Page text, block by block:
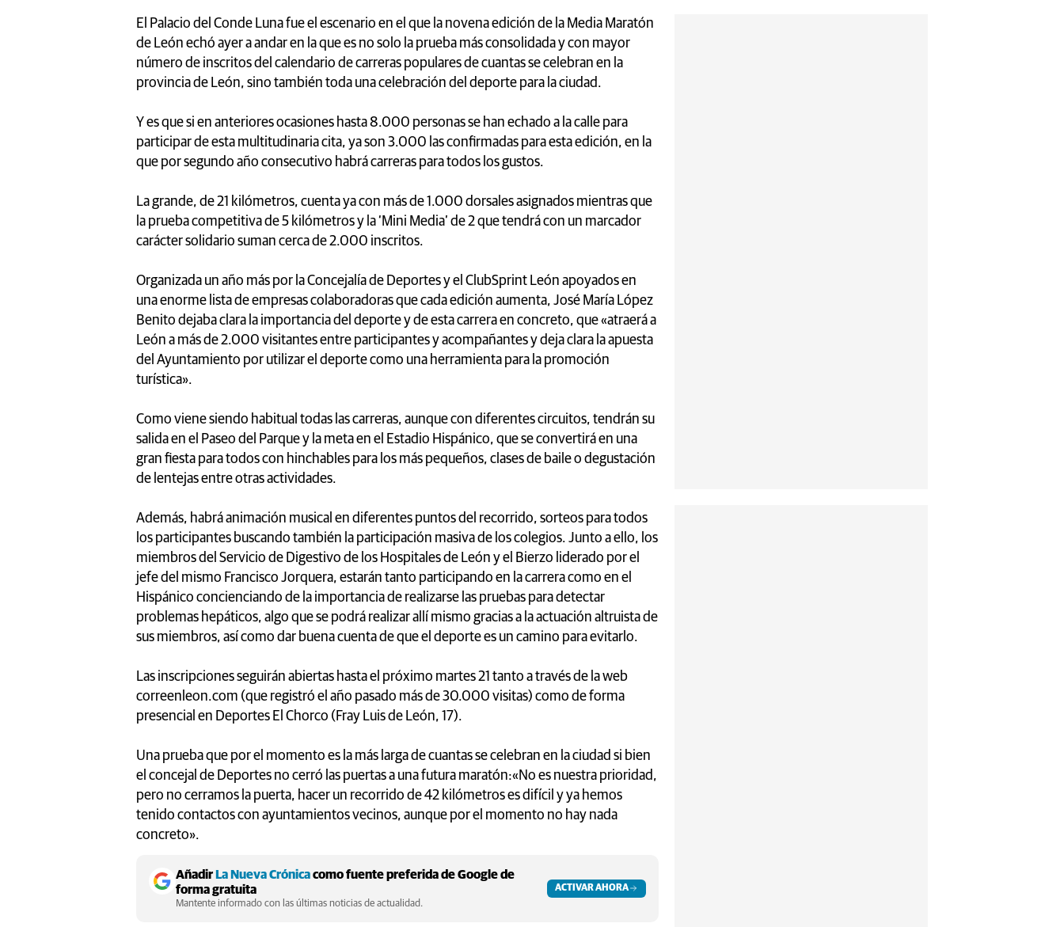
El Palacio del Conde Luna fue el escenario en el que la novena edición de la Media Maratón
de León echó ayer a andar en la que es no solo la prueba más consolidada y con mayor
número de inscritos del calendario de carreras populares de cuantas se celebran en la
provincia de León, sino también toda una celebración del deporte para la ciudad.
Y es que si en anteriores ocasiones hasta 8.000 personas se han echado a la calle para
participar de esta multitudinaria cita, ya son 3.000 las confirmadas para esta edición, en la
que por segundo año consecutivo habrá carreras para todos los gustos.
La grande, de 21 kilómetros, cuenta ya con más de 1.000 dorsales asignados mientras que
la prueba competitiva de 5 kilómetros y la ‘Mini Media’ de 2 que tendrá con un marcador
carácter solidario suman cerca de 2.000 inscritos.
Organizada un año más por la Concejalía de Deportes y el ClubSprint León apoyados en
una enorme lista de empresas colaboradoras que cada edición aumenta, José María López
Benito dejaba clara la importancia del deporte y de esta carrera en concreto, que «atraerá a
León a más de 2.000 visitantes entre participantes y acompañantes y deja clara la apuesta
del Ayuntamiento por utilizar el deporte como una herramienta para la promoción
turística».
Como viene siendo habitual todas las carreras, aunque con diferentes circuitos, tendrán su
salida en el Paseo del Parque y la meta en el Estadio Hispánico, que se convertirá en una
gran fiesta para todos con hinchables para los más pequeños, clases de baile o degustación
de lentejas entre otras actividades.
Además, habrá animación musical en diferentes puntos del recorrido, sorteos para todos
los participantes buscando también la participación masiva de los colegios. Junto a ello, los
miembros del Servicio de Digestivo de los Hospitales de León y el Bierzo liderado por el
jefe del mismo Francisco Jorquera, estarán tanto participando en la carrera como en el
Hispánico concienciando de la importancia de realizarse las pruebas para detectar
problemas hepáticos, algo que se podrá realizar allí mismo gracias a la actuación altruista de
sus miembros, así como dar buena cuenta de que el deporte es un camino para evitarlo.
Las inscripciones seguirán abiertas hasta el próximo martes 21 tanto a través de la web
correenleon.com (que registró el año pasado más de 30.000 visitas) como de forma
presencial en Deportes El Chorco (Fray Luis de León, 17).
Una prueba que por el momento es la más larga de cuantas se celebran en la ciudad si bien
el concejal de Deportes no cerró las puertas a una futura maratón:«No es nuestra prioridad,
pero no cerramos la puerta, hacer un recorrido de 42 kilómetros es difícil y ya hemos
tenido contactos con ayuntamientos vecinos, aunque por el momento no hay nada
concreto».
AñadirLa Nueva Crónicacomo fuente preferida de Google de
forma gratuita
Mantente informado con las últimas noticias de actualidad.
ACTIVAR AHORA